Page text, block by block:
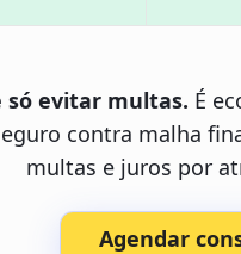
só evitar multas. É
contra malha
multas e juros por
Agendar